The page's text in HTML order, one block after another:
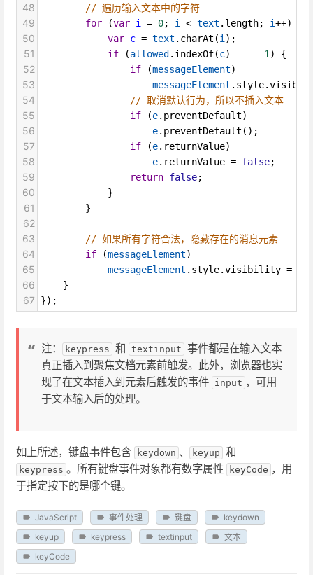
48
// 遍历输入文本中的字符
49 for (var i = 0; i < text . length; i++) {
50 var c = text . charAt (i );
51 if (allowed . indexOf(c) === -1 ) {
52 if (messageElement)
53 messageElement . style.
54 // 取消默认行为，所以不插入文本
55 if (e. preventDefault)
56 e. preventDefault ();
57 if (e. returnValue)
58 e. returnValue = false;
59 return false;
60
            }
61
        }
62
63
// 如果所有字符合法，隐藏存在的消息元素
64 if (messageElement)
65 messageElement . style.visibility =
66
    }
67 });
注： keypress 和 textinput 事件都是在输入文本
真正插入到聚焦文档元素前触发。此外，浏览器也实
现了在文本插入到元素后触发的事件 input ，可用
于文本输入后的处理。
如上所述，键盘事件包含 keydown 、 keyup 和
keypress 。所有键盘事件对象都有数字属性 keyCode ，用
于指定按下的是哪个键。
JavaScript 事件处理 键盘
keydown
keyup
keypress textinput
文本
keyCode